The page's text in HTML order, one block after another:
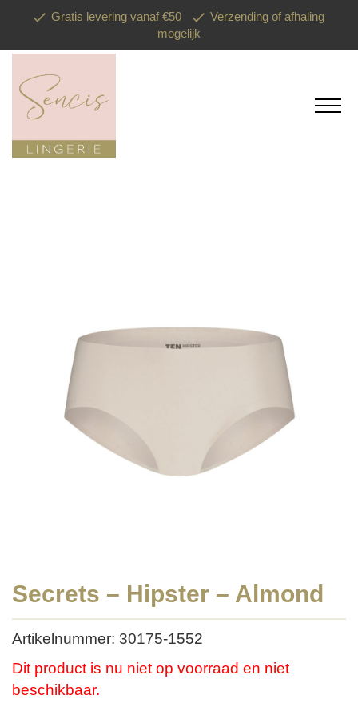
Gratis levering vanaf €50
Verzending of afhaling
mogelijk
Secrets – Hipster – Almond
Artikelnummer: 30175-1552
Dit product is nu niet op voorraad en niet
beschikbaar.